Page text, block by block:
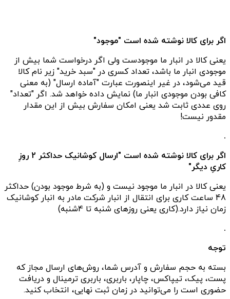
اگر برای کالا نوشته شده است "موجود"
یعنی کالا در انبار ما موجودست ولی اگر درخواست شما بیش از
موجودی انبار ما باشد، تعداد کسری در "سبد خرید" زیر نام کالا
قید می‌شود، در غیر اینصورت عبارت "آماده ارسال" (به معنی
کافی بودن موجودی انبار ما) نمایش داده خواهد شد. اگر "تعداد"
روی عددی ثابت شد یعنی امکان سفارش بیش از این مقدار
مقدور نیست!
.
اگر برای کالا نوشته شده است "ارسال کوشانیک حداکثر 2 روزِ
کاریِ دیگر"
یعنی کالا در انبار ما موجود نیست و (به شرط موجود بودن) حداکثر
48 ساعت کاری برای انتقال از انبار شرکت مادر به انبار کوشانیک
زمان نیاز دارد.(کاری یعنی روزهای شنبه تا 4شنبه)
.
توجه
بسته به حجم سفارش و آدرس شما، روش‌های ارسال مجاز که
پست، پیک، تیپاکس، چاپار، باربری، باربری ترمینال و دریافت
حضوری است را می‌توانید در زمان ثبت نهایی، انتخاب کنید.